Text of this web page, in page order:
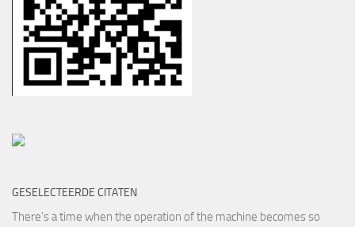
GESELECTEERDE CITATEN
There’s a time when the operation of the machine becomes so